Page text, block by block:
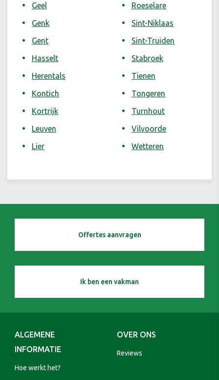
Geel
Genk
Gent
Hasselt
Herentals
Kontich
Kortrijk
Leuven
Lier
Roeselare
Sint-Niklaas
Sint-Truiden
Stabroek
Tienen
Tongeren
Turnhout
Vilvoorde
Wetteren
Offertes aanvragen
Ik ben een vakman
ALGEMENE
INFORMATIE
Hoe werkt het?
OVER ONS
Reviews